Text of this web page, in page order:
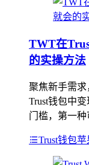
TWT在
的实操方法
聚焦新手需求
Trust钱包中
门槛，第一种
Trust钱包